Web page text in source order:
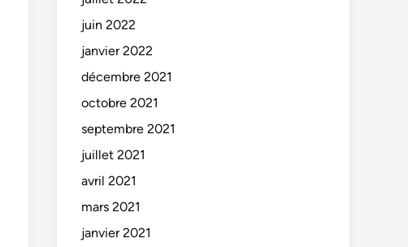
juin 2022
janvier 2022
décembre 2021
octobre 2021
septembre 2021
juillet 2021
avril 2021
mars 2021
janvier 2021